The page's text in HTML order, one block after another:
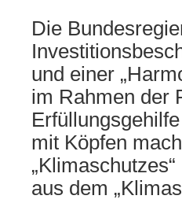
Die
und einer
im Rahmen der
mit Köpfen
aus dem